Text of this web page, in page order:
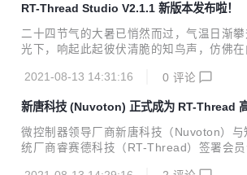
贡献排行 优化热门问答 文章改版 增加优秀
数显示 更新登录信息保存功能，关闭浏览
录。 优化代码展示效果 添加行号显示 添加
码展示流程图 修复一些功能BUG和安全问
RT-Thread Studio V2.1.1 新版本发布啦！
二十四节气的大暑已悄然而过，气温日渐
光下，响起此起彼伏清脆的知鸟声，仿佛在
高，更快，更强的目标拼搏着，RT-
了一些SDK资源包，其中包括重磅的RT-
源码包，将在本次更新版Studio中上线，此
善优化了V2.0.0发布以来大家反馈的大部分
2021-08-13 14:31:16 0 评论
新唐科技 (Nuvoton) 正式成为 RT-Thread
微控制器领导厂商新唐科技（Nuvoton）与
统厂商睿赛德科技（RT-Thread）签署会员